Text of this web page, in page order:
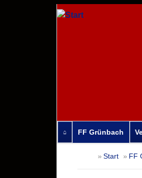
FF Grünbach
überspringen
Start FF